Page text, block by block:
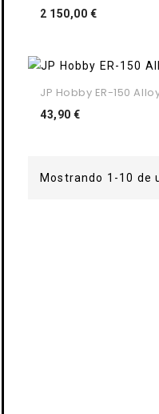
2 150,00 €Preço
JP Hobby ER-150
43,90 €Preço
Mostrando 1-10 de